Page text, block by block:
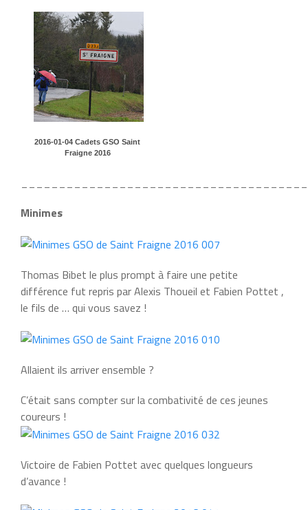
2016-01-04 Cadets GSO Saint
Fraigne 2016
Minimes
Thomas Bibet le plus prompt à faire une petite
différence fut repris par Alexis Thoueil et Fabien Pottet ,
le fils de … qui vous savez !
Allaient ils arriver ensemble ?
C’était sans compter sur la combativité de ces jeunes
coureurs !
Victoire de Fabien Pottet avec quelques longueurs
d’avance !